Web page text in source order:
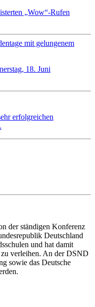
„Wow“-Rufen
mit gelungenem
18. Juni
erfolgreichen
der ständigen Konferenz
Deutschland
und hat damit
verleihen. An der DSND
sowie das Deutsche